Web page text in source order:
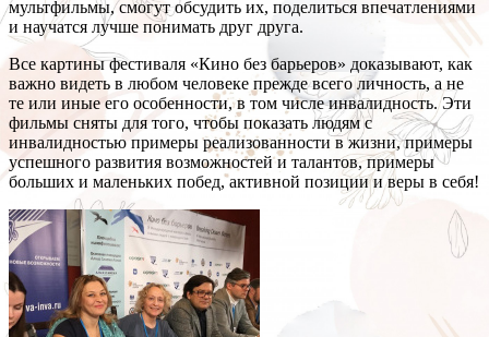
мультфильмы, смогут обсудить их, поделиться впечатлениями
и научатся лучше понимать друг друга.
Все картины фестиваля «Кино без барьеров» доказывают, как
важно видеть в любом человеке прежде всего личность, а не
те или иные его особенности, в том числе инвалидность. Эти
фильмы сняты для того, чтобы показать людям с
инвалидностью примеры реализованности в жизни, примеры
успешного развития возможностей и талантов, примеры
больших и маленьких побед, активной позиции и веры в себя!